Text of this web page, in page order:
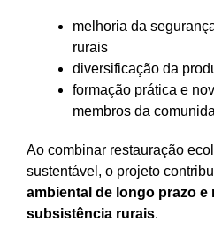
melhoria da
rurais
diversificação da
formação prática e
membros da
Ao combinar restauração
sustentável, o projeto
ambiental de longo prazo e
subsistência rurais.